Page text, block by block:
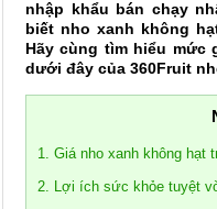
nhập khẩu bán chạy
biết nho xanh không
Hãy cùng tìm hiểu mức
dưới đây của 360Fruit
1. Giá nho xanh không hạt
2. Lợi ích sức khỏe tuyệt